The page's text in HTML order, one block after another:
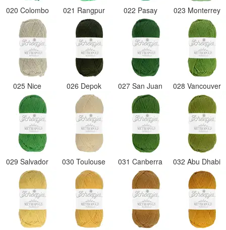
020 Colombo 021 Rangpur 022 Pasay 023 Monterrey
025 Nice 026 Depok 027 San Juan 028 Vancouver
029 Salvador 030 Toulouse 031 Canberra 032 Abu Dhabi